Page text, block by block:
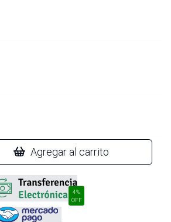
Agregar al carrito
4%
OFF